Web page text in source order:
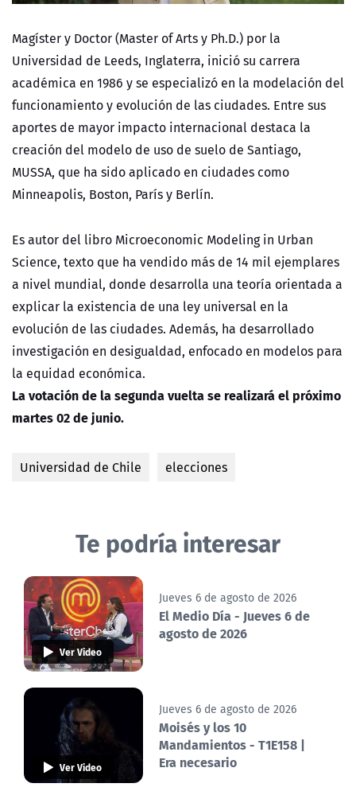
Magíster y Doctor (Master of Arts y Ph.D.) por la
Universidad de Leeds, Inglaterra, inició su carrera
académica en 1986 y se especializó en la modelación del
funcionamiento y evolución de las ciudades. Entre sus
aportes de mayor impacto internacional destaca la
creación del modelo de uso de suelo de Santiago,
MUSSA, que ha sido aplicado en ciudades como
Minneapolis, Boston, París y Berlín.
Es autor del libro Microeconomic Modeling in Urban
Science, texto que ha vendido más de 14 mil ejemplares
a nivel mundial, donde desarrolla una teoría orientada a
explicar la existencia de una ley universal en la
evolución de las ciudades. Además, ha desarrollado
investigación en desigualdad, enfocado en modelos para
la equidad económica.
La votación de la segunda vuelta se realizará el próximo
martes 02 de junio.
Universidad de Chile elecciones
Te podría interesar
Ver Video
Jueves 6 de agosto de 2026
El Medio Día - Jueves 6 de
agosto de 2026
Ver Video
Jueves 6 de agosto de 2026
Moisés y los 10
Mandamientos - T1E158 |
Era necesario